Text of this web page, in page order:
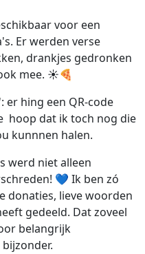
voor een
Er werden verse
drankjes gedronken
mee. ☀️🍕
hing een QR-code
hoop dat ik toch nog die
kunnnen halen.
werd niet alleen
💙 Ik ben zó
donaties, lieve woorden
gedeeld. Dat zoveel
belangrijk